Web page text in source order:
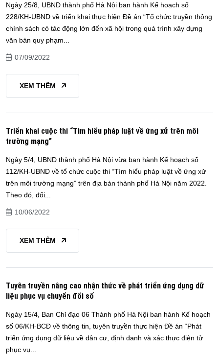
Ngày 25/8, UBND thành phố Hà Nội ban hành Kế hoạch số
228/KH-UBND về triển khai thực hiện Đề án “Tổ chức truyền thông
chính sách có tác động lớn đến xã hội trong quá trình xây dựng
văn bản quy phạm...
07/09/2022
XEM THÊM
Triển khai cuộc thi “Tìm hiểu pháp luật về ứng xử trên môi
trường mạng”
Ngày 5/4, UBND thành phố Hà Nội vừa ban hành Kế hoạch số
112/KH-UBND về tổ chức cuộc thi “Tìm hiểu pháp luật về ứng xử
trên môi trường mạng” trên địa bàn thành phố Hà Nội năm 2022.
Theo đó, đối...
10/06/2022
XEM THÊM
Tuyên truyền nâng cao nhận thức về phát triển ứng dụng dữ
liệu phục vụ chuyển đổi số
Ngày 15/4, Ban Chỉ đạo 06 Thành phố Hà Nội ban hành Kế hoạch
số 06/KH-BCĐ về thông tin, tuyên truyền thực hiện Đề án “Phát
triển ứng dụng dữ liệu về dân cư, định danh và xác thực điện tử
phục vụ...